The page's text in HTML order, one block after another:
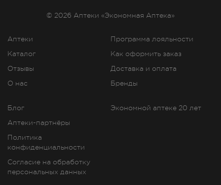
Аптеки
Каталог
Отзывы
О нас
Программа лояльности
Как оформить заказ
Доставка и оплата
Бренды
Блог
Аптеки-партнёры
Политика
конфиденциальности
Согласие на обработку
персональных данных
Экономной аптеке 20 лет
© 2026 Аптеки «Экономная Аптека»